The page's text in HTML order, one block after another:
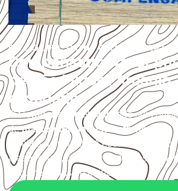
ESCOLHA CONFORME A
Compensado Naval
de São Miguel
e cuidados
OCompensado Navalpode ser
demarcenaria, indústria, transporte
sujeitos à umidade. A escolha deve
a espessura, o acabamento e as
documentadas do painel.